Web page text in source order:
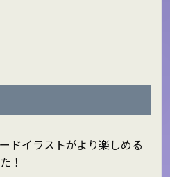
ドイラストがより楽しめる
！